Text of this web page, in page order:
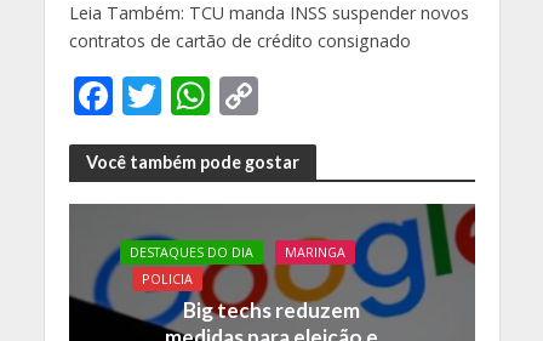
Leia Também: TCU manda INSS suspender novos
contratos de cartão de crédito consignado
F
ac
e
b
o
o
k
T
w
itt
er
W
h
at
s
A
p
p
C
o
p
y
Li
n
k
Você também pode gostar
DESTAQUES DO DIA
MARINGA
POLICIA
Big techs reduzem